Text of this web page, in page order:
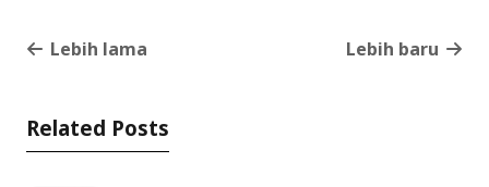
Lebih lama Lebih baru
Related Posts